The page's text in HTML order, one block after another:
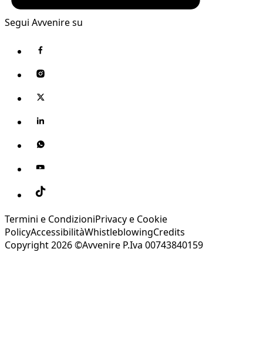
Segui Avvenire su
Termini e CondizioniPrivacy e Cookie
PolicyAccessibilitàWhistleblowingCredits
Copyright 2026 ©Avvenire P.Iva 00743840159